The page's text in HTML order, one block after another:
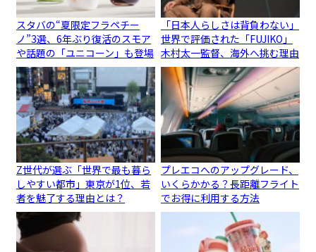
スタバの“夏限定フラペチー
ノ”3選、6年ぶり復活のスモア
や話題の「ユニコーン」も登場
「日本人らしさは背負わない」
世界で評価された「FUJIKO」
木村太一監督、海外へ挑む理由
Z世代が選ぶ「世界で最も暮ら
しやすい都市」東京が1位、若
者を魅了する理由とは？
プレエコへのアップグレード、
いくらかかる？長距離フライト
でお得に利用する方法